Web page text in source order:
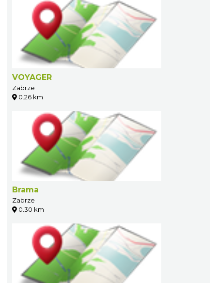
VOYAGER
Zabrze
0.26 km
Brama
Zabrze
0.30 km